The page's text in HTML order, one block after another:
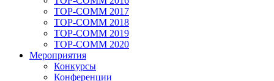
TOP-COMM 2017
TOP-COMM 2018
TOP-COMM 2019
TOP-COMM 2020
Мероприятия
Конкурсы
Конференции